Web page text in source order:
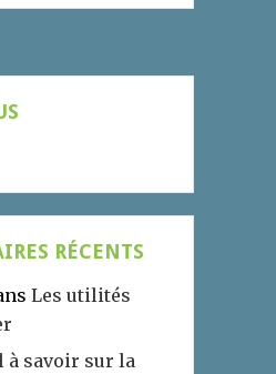
RÉCENTS
Les utilités
à savoir sur la